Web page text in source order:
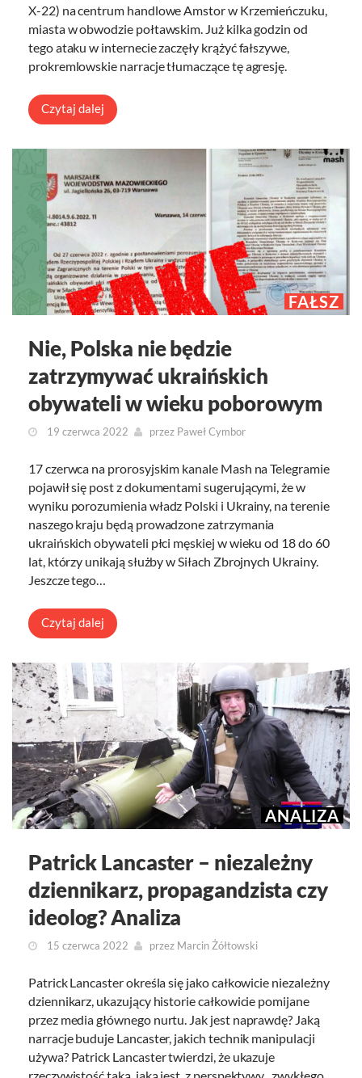
X-22) na centrum handlowe Amstor w Krzemieńczuku,
miasta w obwodzie połtawskim. Już kilka godzin od
tego ataku w internecie zaczęły krążyć fałszywe,
prokremlowskie narracje tłumaczące tę agresję.
Czytaj dalej
FAŁSZ
Nie, Polska nie będzie
zatrzymywać ukraińskich
obywateli w wieku poborowym
19 czerwca 2022 przez Paweł Cymbor
17 czerwca na prorosyjskim kanale Mash na Telegramie
pojawił się post z dokumentami sugerującymi, że w
wyniku porozumienia władz Polski i Ukrainy, na terenie
naszego kraju będą prowadzone zatrzymania
ukraińskich obywateli płci męskiej w wieku od 18 do 60
lat, którzy unikają służby w Siłach Zbrojnych Ukrainy.
Jeszcze tego…
Czytaj dalej
ANALIZA
Patrick Lancaster – niezależny
dziennikarz, propagandzista czy
ideolog? Analiza
15 czerwca 2022 przez Marcin Żółtowski
Patrick Lancaster określa się jako całkowicie niezależny
dziennikarz, ukazujący historie całkowicie pomijane
przez media głównego nurtu. Jak jest naprawdę? Jaką
narracje buduje Lancaster, jakich technik manipulacji
używa? Patrick Lancaster twierdzi, że ukazuje